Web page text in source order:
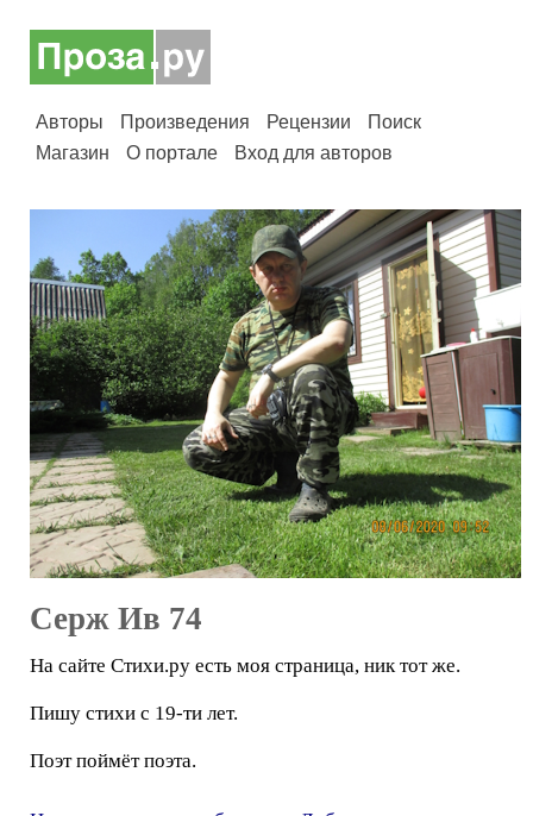
Авторы Произведения Рецензии
Поиск
Магазин
О портале Вход для авторов
Серж Ив 74
На сайте Стихи.ру есть моя страница, ник тот же.
Пишу стихи с 19-ти лет.
Поэт поймёт поэта.